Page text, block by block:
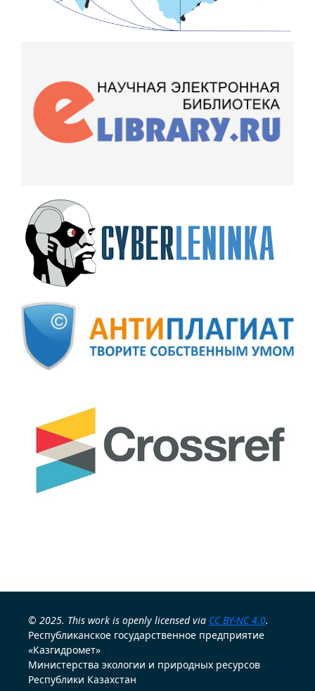
© 2025. This work is openly licensed via CC BY-NC 4.0.
Республиканское государственное предприятие
«Казгидромет»
Министерства экологии и природных ресурсов
Республики Казахстан